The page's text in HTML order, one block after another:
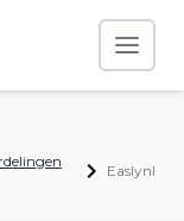
Easlynl